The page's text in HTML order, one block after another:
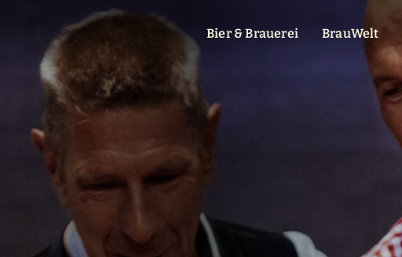
Bier & Brauerei BrauWelt